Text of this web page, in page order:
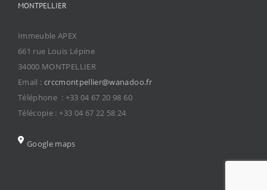
MONTPELLIER
Immeuble APEX
661 rue Louis Lépine
34000 MONTPELLIER
Email : crccmontpellier@wanadoo.fr
Téléphone : +33 04 67 20 98 60
Télécopie : +33 04 67 22 58 24
Google maps